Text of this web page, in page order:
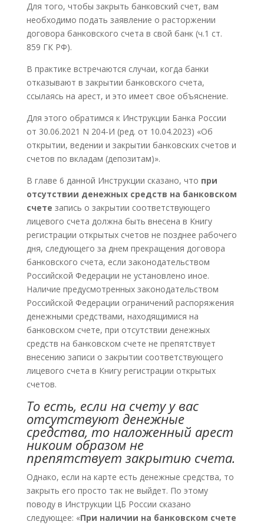
Для того, чтобы закрыть банковский счет, вам
необходимо подать заявление о расторжении
договора банковского счета в свой банк (ч.1 ст.
859 ГК РФ).
В практике встречаются случаи, когда банки
отказывают в закрытии банковского счета,
ссылаясь на арест, и это имеет свое объяснение.
Для этого обратимся к Инструкции Банка России
от 30.06.2021 N 204-И (ред. от 10.04.2023) «Об
открытии, ведении и закрытии банковских счетов и
счетов по вкладам (депозитам)».
В главе 6 данной Инструкции сказано, что при
отсутствии денежных средств на банковском
счете запись о закрытии соответствующего
лицевого счета должна быть внесена в Книгу
регистрации открытых счетов не позднее рабочего
дня, следующего за днем прекращения договора
банковского счета, если законодательством
Российской Федерации не установлено иное.
Наличие предусмотренных законодательством
Российской Федерации ограничений распоряжения
денежными средствами, находящимися на
банковском счете, при отсутствии денежных
средств на банковском счете не препятствует
внесению записи о закрытии соответствующего
лицевого счета в Книгу регистрации открытых
счетов.
То есть, если на счету у вас
отсутствуют денежные
средства, то наложенный арест
никоим образом не
препятствует закрытию счета.
Однако, если на карте есть денежные средства, то
закрыть его просто так не выйдет. По этому
поводу в Инструкции ЦБ России сказано
следующее: «При наличии на банковском счете